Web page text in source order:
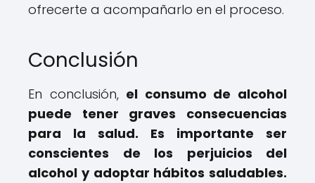
ofrecerte a acompañarlo en el proceso.
Conclusión
En conclusión, el consumo de alcohol
puede tener graves consecuencias
para la salud. Es importante ser
conscientes de los perjuicios del
alcohol y adoptar hábitos saludables.